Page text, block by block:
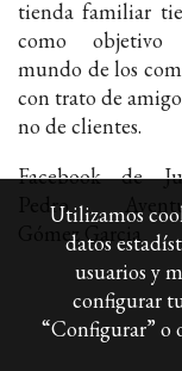
tienda familiar
como objetivo
mundo de los
con trato de
no de clientes.
Facebook de
Pedro
Gómez Garcia
Utilizamos
datos
usuarios y
configurar
“Configurar” o